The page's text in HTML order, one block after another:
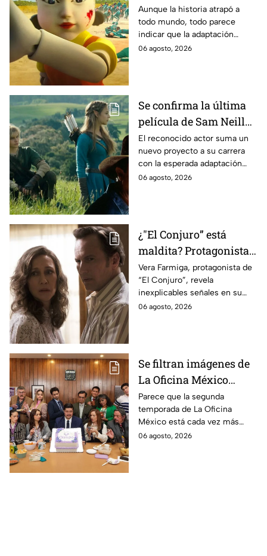
Estados Unidos? Esto
es lo que se sabe al
momento
Aunque la historia atrapó a
todo mundo, todo parece
indicar que la adaptación
podría ser cancelada:
06 agosto, 2026
Se confirma la última
película de Sam Neill
antes de morir: esto es
lo que se sabe hasta
ahora
El reconocido actor suma un
nuevo proyecto a su carrera
con la esperada adaptación
cinematográfica del popular
06 agosto, 2026
¿"El Conjuro” está
maldita? Protagonista
revela INQUIETANTES
señales en su cuerpo
durante la grabación de
la película
Vera Farmiga, protagonista de
“El Conjuro”, revela
inexplicables señales en su
cuerpo durante el rodaje de la
06 agosto, 2026
Se filtran imágenes de
La Oficina México
temporada 2 y un
detalle desata teorías
entre los fans
Parece que la segunda
temporada de La Oficina
México está cada vez más
cerca, pues el elenco ya se
06 agosto, 2026